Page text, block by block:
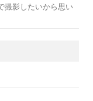
撮影したいから思い